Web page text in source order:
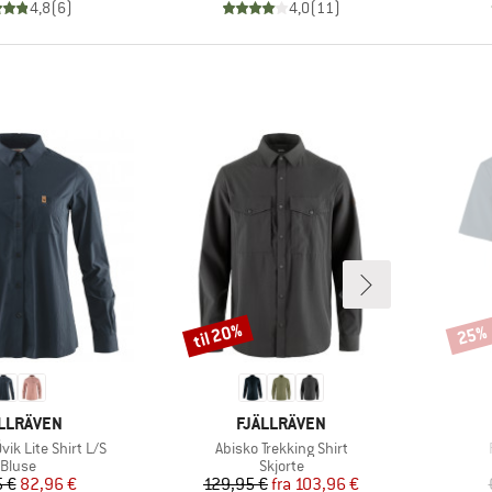
4,8(6) 4,0(11)
Lite Shirt L/S
Produktgruppe
Bluse
Pris
€Nedsat pris
82,96 €
MÆRKE
FJÄLLRÄVEN
Artikel
Abisko Trekking Shirt
Produktgruppe
Skjorte
Pris
129,95 € Nedsat pris
fra 103,96 €
Rabat
til 20% Rabat
25%